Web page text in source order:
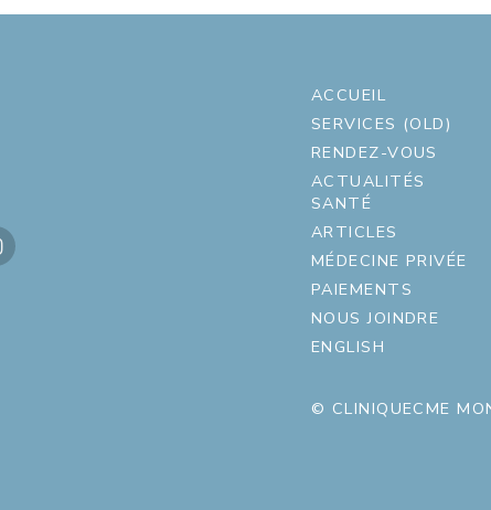
ACCUEIL
SERVICES (OLD)
RENDEZ-VOUS
ACTUALITÉS
SANTÉ
ARTICLES
MÉDECINE PRIVÉE
PAIEMENTS
NOUS JOINDRE
ENGLISH
© CLINIQUECME